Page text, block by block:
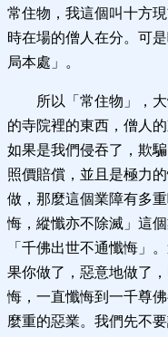
常住物，我這個叫十方
時在場的僧人在分。可
局本處」。
所以「常住物」，
的寺院裡的東西，僧人
如果是我們侵吞了，欺
照價賠償，並且是極力
做，那麼這個業障有多
悔，縱懺亦不除滅」這
「千佛出世不通懺悔」
果你做了，惡意地做了
悔，一直懺悔到一千尊
麼重的惡業。我們先不